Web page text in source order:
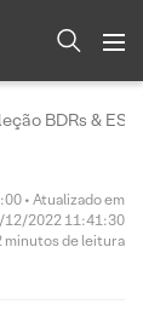
BDRs &
• Atualizado em
12/2022 11:41:30
minutos de leitura